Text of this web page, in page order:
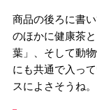
商品の後ろに書
のほかに健康茶
葉」、そして動
にも共通で入っ
スによさそうね。